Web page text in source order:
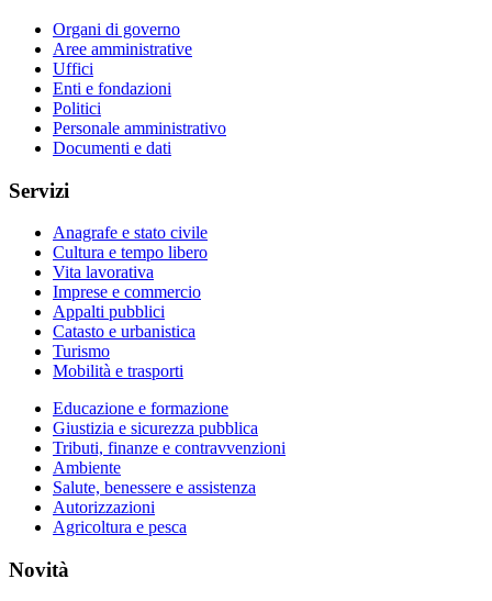
Organi di governo
Aree amministrative
Uffici
Enti e fondazioni
Politici
Personale amministrativo
Documenti e dati
Servizi
Anagrafe e stato civile
Cultura e tempo libero
Vita lavorativa
Imprese e commercio
Appalti pubblici
Catasto e urbanistica
Turismo
Mobilità e trasporti
Educazione e formazione
Giustizia e sicurezza pubblica
Tributi, finanze e contravvenzioni
Ambiente
Salute, benessere e assistenza
Autorizzazioni
Agricoltura e pesca
Novità